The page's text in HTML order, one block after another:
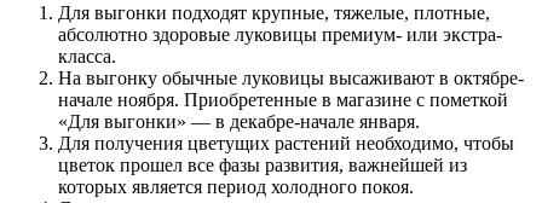
Для выгонки подходят крупные, тяжелые, плотные,
абсолютно здоровые луковицы премиум- или экстра-
класса.
На выгонку обычные луковицы высаживают в октябре-
начале ноября. Приобретенные в магазине с пометкой
«Для выгонки» — в декабре-начале января.
Для получения цветущих растений необходимо, чтобы
цветок прошел все фазы развития, важнейшей из
которых является период холодного покоя.